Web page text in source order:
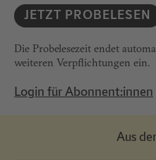
JETZT PROBELESEN
Die Probelesezeit endet
weiteren Verpflichtungen ein.
Login für Abonnent:innen
Aus